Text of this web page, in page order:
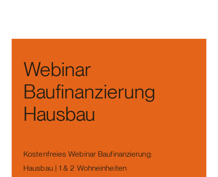
Webinar
Baufinanzierung
Hausbau
Kostenfreies Webinar Baufinanzierung:
Hausbau | 1 & 2 Wohneinheiten